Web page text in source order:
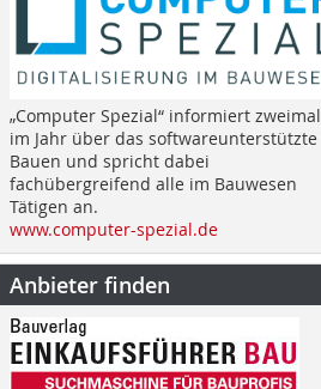
„Computer Spezial“ informiert zweimal
im Jahr über das softwareunterstützte
Bauen und spricht dabei
fachübergreifend alle im Bauwesen
Tätigen an.
www.computer-spezial.de
Anbieter finden